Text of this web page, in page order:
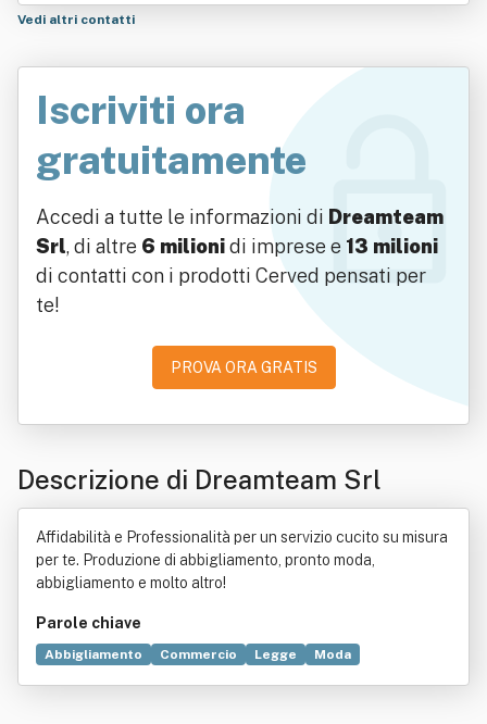
Vedi altri contatti
Iscriviti ora
gratuitamente
Accedi a tutte le informazioni di Dreamteam
Srl, di altre 6 milionidi imprese e 13 milioni
di contatti con i prodotti Cerved pensati per
te!
PROVA ORA GRATIS
Descrizione di Dreamteam Srl
Affidabilità e Professionalità per un servizio cucito su misura
per te. Produzione di abbigliamento, pronto moda,
abbigliamento e molto altro!
Parole chiave
Abbigliamento Commercio Legge
Moda